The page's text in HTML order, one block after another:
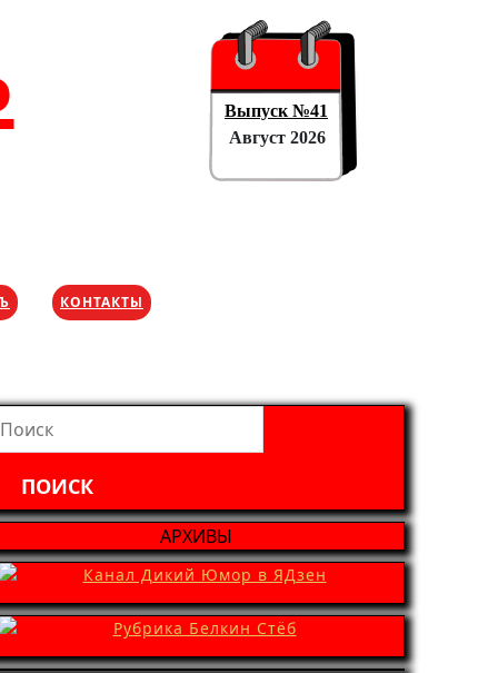
Выпуск №41
Август 2026
КОНТАКТЫ
АРХИВЫ